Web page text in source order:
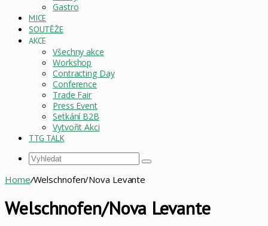
Gastro
MICE
SOUTĚŽE
AKCE
Všechny akce
Workshop
Contracting Day
Conference
Trade Fair
Press Event
Setkání B2B
Vytvořit Akci
TTG TALK
Vyhledat
Home/Welschnofen/Nova Levante
Welschnofen/Nova Levante